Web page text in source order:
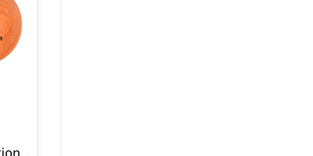
Spring Copenhagen Emotions® Thumbs Up firma logo